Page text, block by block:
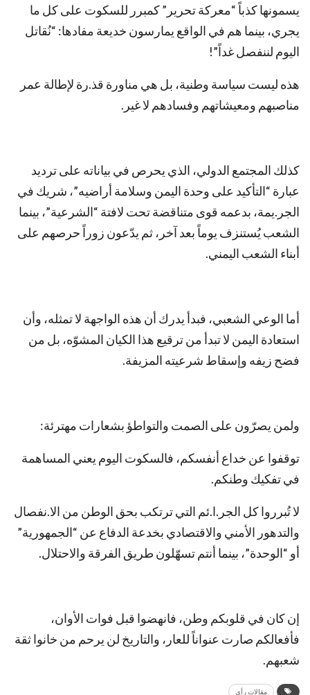
يسمونها كذباً “معركة تحرير” كمبرر للسكوت على كل ما
يجري، بينما هم في الواقع يمارسون خديعة مفادها: “نُقاتل
اليوم لننفصل غداً”!
هذه ليست سياسة وطنية، بل هي مناورة قذ.رة لإطالة عمر
مناصبهم ومعيشاتهم وفسادهم لا غير.
كذلك المجتمع الدولي، الذي يحرص في بياناته على ترديد
عبارة “التأكيد على وحدة اليمن وسلامة أراضيه”، شريك في
الجر.يمة، بدعمه قوى متناقضة تحت لافتة “الشرعية”، بينما
الشعب يُستنزف يوماً بعد آخر، ثم يدّعون زوراً حرصهم على
أبناء الشعب اليمني.
أما الوعي الشعبي، فبدأ يدرك أن هذه الواجهة لا تمثله، وأن
استعادة اليمن لا تبدأ من ترقيع هذا الكيان المشوّه، بل من
فضح زيفه وإسقاط شرعيته المزيفة.
ولمن يصرّون على الصمت والتواطؤ بشعارات مهترئة:
توقفوا عن خداع أنفسكم، فالسكوت اليوم يعني المساهمة
في تفكيك وطنكم.
لا تُبرروا كل الجر.ا.ئم التي ترتكب بحق الوطن من الا.نفصال
والتدهور الأمني والاقتصادي بخدعة الدفاع عن “الجمهورية”
أو “الوحدة”، بينما أنتم تسهّلون طريق الفرقة والاحتلال.
إن كان في قلوبكم وطن، فانهضوا قبل فوات الأوان،
فأفعالكم صارت عنواناً للعار، والتاريخ لن يرحم من خانوا ثقة
شعبهم.
مقالات رأي